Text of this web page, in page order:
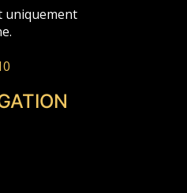
uniquement